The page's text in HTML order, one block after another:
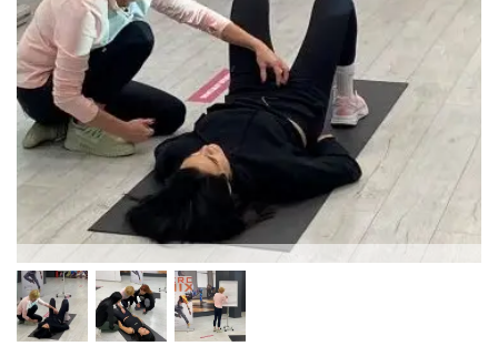
Straipsniai
Sėkmės istorijos
Atsiliepimai
Kontaktai